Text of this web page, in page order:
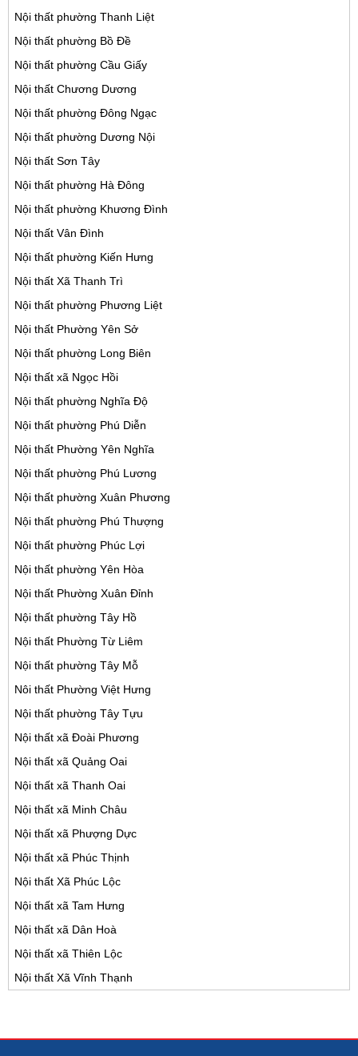
Nội thất phường Thanh Liệt
Nội thất phường Bồ Đề
Nội thất phường Cầu Giấy
Nội thất Chương Dương
Nội thất phường Đông Ngạc
Nội thất phường Dương Nội
Nội thất Sơn Tây
Nội thất phường Hà Đông
Nội thất phường Khương Đình
Nội thất Vân Đình
Nội thất phường Kiến Hưng
Nội thất Xã Thanh Trì
Nội thất phường Phương Liệt
Nội thất Phường Yên Sở
Nội thất phường Long Biên
Nội thất xã Ngọc Hồi
Nội thất phường Nghĩa Độ
Nội thất phường Phú Diễn
Nội thất Phường Yên Nghĩa
Nội thất phường Phú Lương
Nội thất phường Xuân Phương
Nội thất phường Phú Thượng
Nội thất phường Phúc Lợi
Nội thất phường Yên Hòa
Nội thất Phường Xuân Đỉnh
Nội thất phường Tây Hồ
Nội thất Phường Từ Liêm
Nội thất phường Tây Mỗ
Nôi thất Phường Việt Hưng
Nội thất phường Tây Tựu
Nội thất xã Đoài Phương
Nội thất xã Quảng Oai
Nội thất xã Thanh Oai
Nội thất xã Minh Châu
Nội thất xã Phượng Dực
Nội thất xã Phúc Thịnh
Nội thất Xã Phúc Lộc
Nội thất xã Tam Hưng
Nội thất xã Dân Hoà
Nội thất xã Thiên Lộc
Nội thất Xã Vĩnh Thạnh